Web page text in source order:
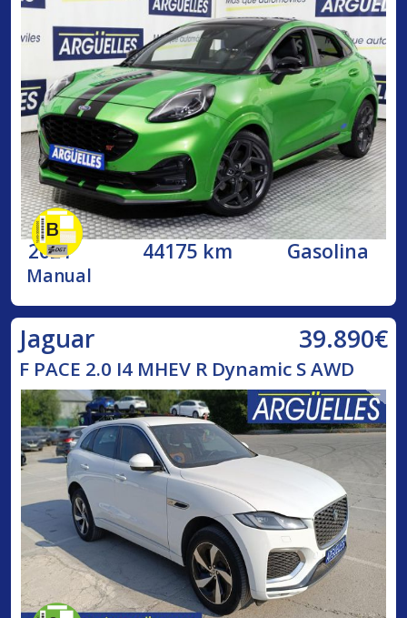
2021 44175 km Gasolina
Manual
Jaguar 39.890€
F PACE 2.0 I4 MHEV R Dynamic S AWD